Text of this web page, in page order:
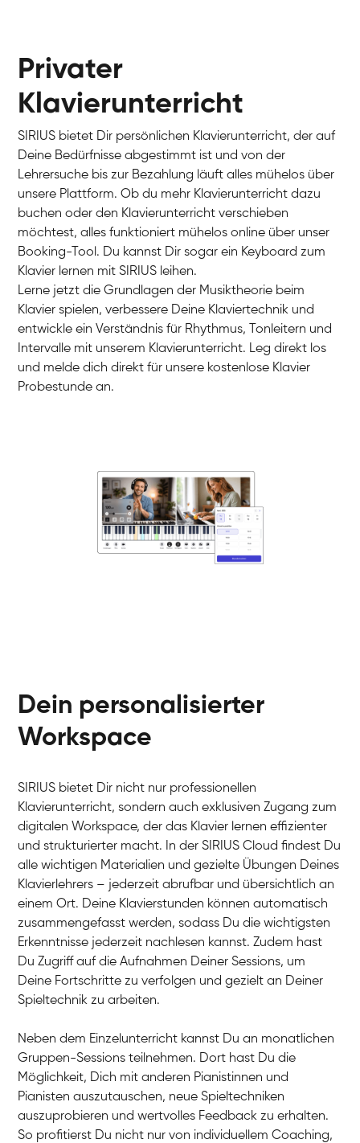
Charlotte
Klavier / Piano / Flügel
Klavier / Piano / Flügel
Klavier / Piano / Flügel
Klavier / Piano / Flügel
Klavier / Piano / Flügel
Hannes
Klavier / Piano / Flügel
Klavier / Piano / Flügel
Privater
Klavierunterricht
SIRIUS bietet Dir persönlichen Klavierunterricht, der auf
Deine Bedürfnisse abgestimmt ist und von der
Lehrersuche bis zur Bezahlung läuft alles mühelos über
unsere Plattform. Ob du mehr Klavierunterricht dazu
buchen oder den Klavierunterricht verschieben
möchtest, alles funktioniert mühelos online über unser
Booking-Tool. Du kannst Dir sogar ein Keyboard zum
Klavier lernen mit SIRIUS leihen.
Lerne jetzt die Grundlagen der Musiktheorie beim
Klavier spielen, verbessere Deine Klaviertechnik und
entwickle ein Verständnis für Rhythmus, Tonleitern und
Intervalle mit unserem Klavierunterricht. Leg direkt los
und melde dich direkt für unsere kostenlose Klavier
Probestunde an.
Dein personalisierter
Workspace
SIRIUS bietet Dir nicht nur professionellen
Klavierunterricht, sondern auch exklusiven Zugang zum
digitalen Workspace, der das Klavier lernen effizienter
und strukturierter macht. In der SIRIUS Cloud findest Du
alle wichtigen Materialien und gezielte Übungen Deines
Klavierlehrers – jederzeit abrufbar und übersichtlich an
einem Ort. Deine Klavierstunden können automatisch
zusammengefasst werden, sodass Du die wichtigsten
Erkenntnisse jederzeit nachlesen kannst. Zudem hast
Du Zugriff auf die Aufnahmen Deiner Sessions, um
Deine Fortschritte zu verfolgen und gezielt an Deiner
Spieltechnik zu arbeiten.
Neben dem Einzelunterricht kannst Du an monatlichen
Gruppen-Sessions teilnehmen. Dort hast Du die
Möglichkeit, Dich mit anderen Pianistinnen und
Pianisten auszutauschen, neue Spieltechniken
auszuprobieren und wertvolles Feedback zu erhalten.
So profitierst Du nicht nur von individuellem Coaching,